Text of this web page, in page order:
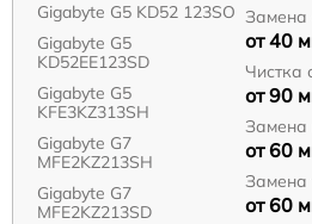
Gigabyte G5 KD52 123SO
Gigabyte G5
KD52EE123SD
Gigabyte G5
KFE3KZ313SH
Gigabyte G7
MFE2KZ213SH
Gigabyte G7
MFE2KZ213SD
Замена
от 40
Чистка
от 90
Замена
от 60
Замена
от 60